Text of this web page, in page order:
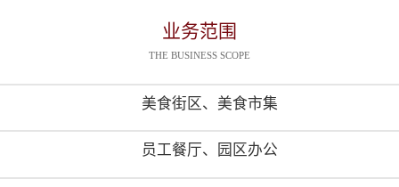
业务范围
THE BUSINESS SCOPE
美食街区、美食市集
员工餐厅、园区办公